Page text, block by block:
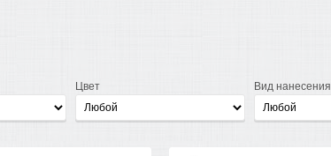
Цвет Вид нанесения